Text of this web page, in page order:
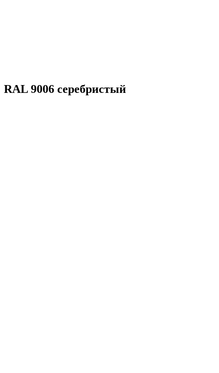
RAL 9006 серебристый